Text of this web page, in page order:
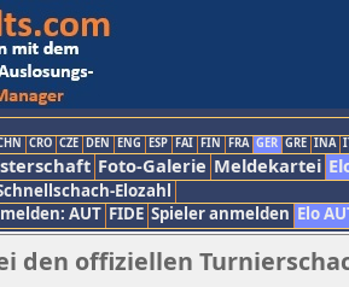
CRO CZE DEN ENG ESP FAI FIN FRA GER GRE INA
Foto-Galerie Meldekartei
Elozahl
AUT FIDE Spieler anmelden Elo
den offiziellen